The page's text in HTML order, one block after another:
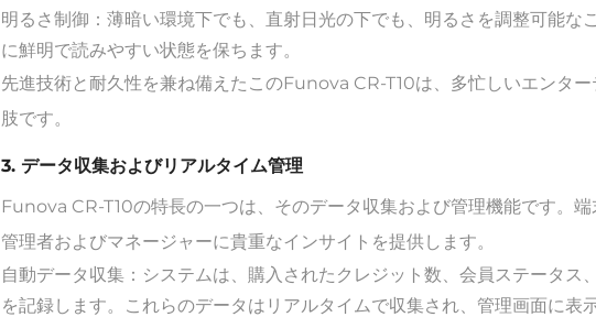
明るさ制御：薄暗い環境下でも、直射日光の下でも、明るさを調整可能な
に鮮明で読みやすい状態を保ちます。
先進技術と耐久性を兼ね備えたこのFunova CR-T10は、多忙しいエンタ
肢です。
3. データ収集およびリアルタイム管理
Funova CR-T10の特長の一つは、そのデータ収集および管理機能です。端
管理者およびマネージャーに貴重なインサイトを提供します。
自動データ収集：システムは、購入されたクレジット数、会員ステータス
を記録します。これらのデータはリアルタイムで収集され、管理画面に表